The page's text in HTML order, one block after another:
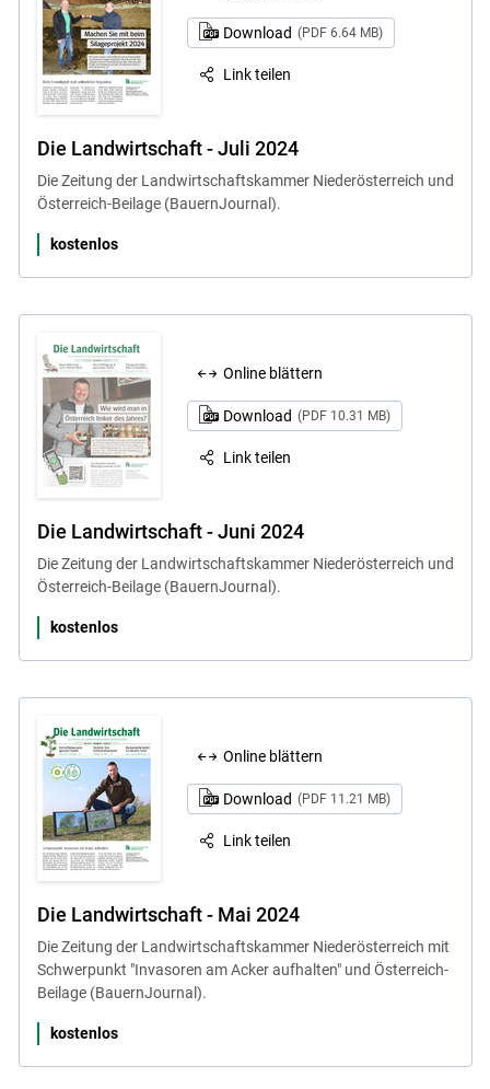
Download (PDF 6.64 MB)
Link teilen
Die Landwirtschaft - Juli 2024
Die Zeitung der Landwirtschaftskammer Niederösterreich und
Österreich-Beilage (BauernJournal).
kostenlos
Online blättern
Download (PDF 10.31 MB)
Link teilen
Die Landwirtschaft - Juni 2024
Die Zeitung der Landwirtschaftskammer Niederösterreich und
Österreich-Beilage (BauernJournal).
kostenlos
Online blättern
Download (PDF 11.21 MB)
Link teilen
Die Landwirtschaft - Mai 2024
Die Zeitung der Landwirtschaftskammer Niederösterreich mit
Schwerpunkt "Invasoren am Acker aufhalten" und Österreich-
Beilage (BauernJournal).
kostenlos